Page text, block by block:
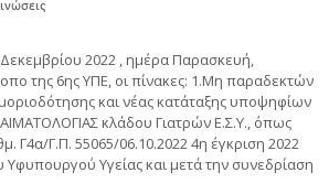
2022 , ημέρα Παρασκευή,
της 6ης ΥΠΕ, οι πίνακες: 1.Μη παραδεκτών
και νέας κατάταξης υποψηφίων
ΑΙΜΑΤΟΛΟΓΙΑΣ κλάδου Γιατρών Ε.Σ.Υ., όπως
Γ4α/Γ.Π. 55065/06.10.2022 4η έγκριση 2022
Υφυπουργού Υγείας και μετά την συνεδρίαση